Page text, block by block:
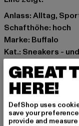
Anlass: Alltag,
Schafthöhe: hoch
Marke: Buffalo
Kat.: Sneakers -
Farbe: schwarz
Hersteller Farbe:
Obermaterial:
Innenfutter:
Art.Nr: 1270111-
GREAT
HERE!
DefShop uses
save your
provide and